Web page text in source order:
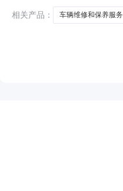
相关产品：
车辆维修和保养服务